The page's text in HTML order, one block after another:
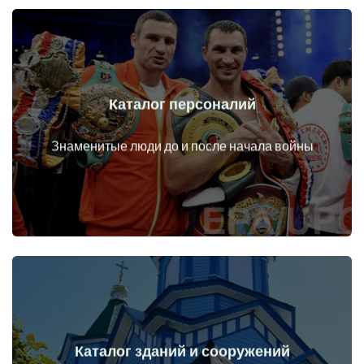
Каталог персоналий
Знаменитые люди до и после начала войны
Личности до и после начала войны
Перейти
Каталог зданий и сооружений
Перейти